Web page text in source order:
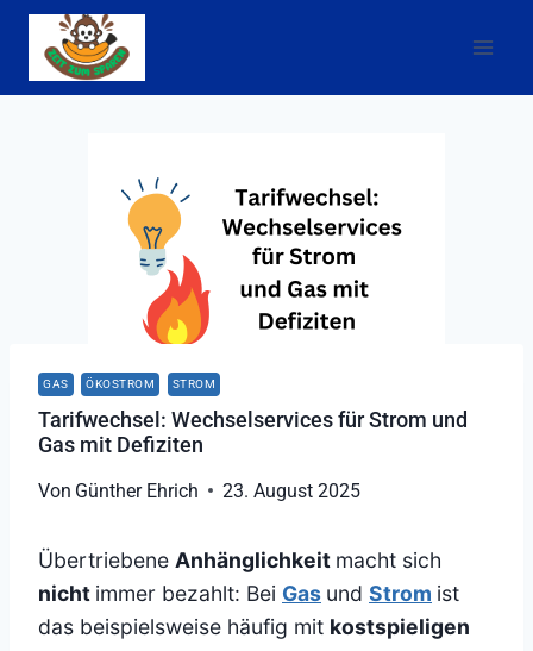
Zum
Inhalt
springen
GAS ÖKOSTROM STROM
Tarifwechsel: Wechselservices für Strom und
Gas mit Defiziten
Von Günther Ehrich 23. August 2025
Übertriebene Anhänglichkeit macht sich
nicht immer bezahlt: Bei Gas und Strom ist
das beispielsweise häufig mit kostspieligen